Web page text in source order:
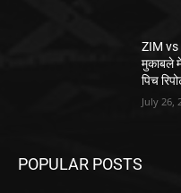
ZIM
मुकाबले
पिच
July 26,
POPULAR POSTS